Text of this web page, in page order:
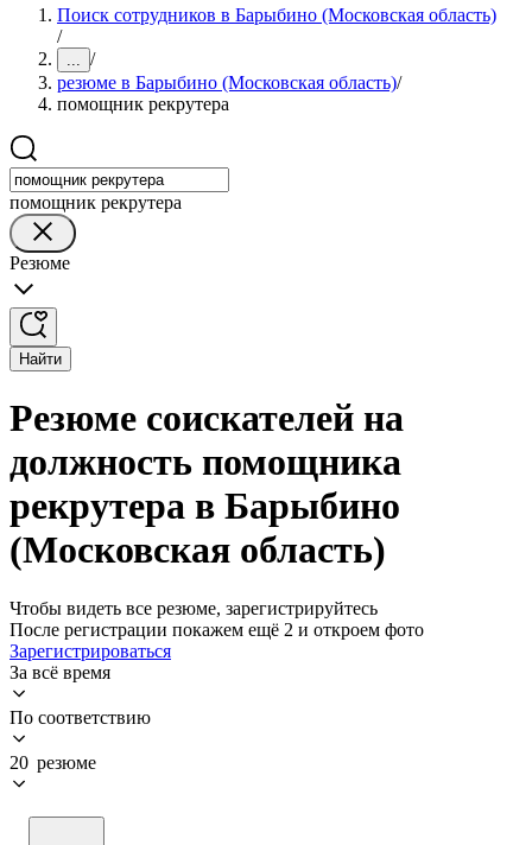
Поиск сотрудников в Барыбино (Московская область)
/
... /
резюме в Барыбино (Московская область)/
помощник рекрутера
помощник рекрутера
Резюме
Найти
Резюме соискателей на
должность помощника
рекрутера в Барыбино
(Московская область)
Чтобы видеть все резюме, зарегистрируйтесь
После регистрации покажем ещё 2 и откроем фото
Зарегистрироваться
За всё время
По соответствию
20 резюме